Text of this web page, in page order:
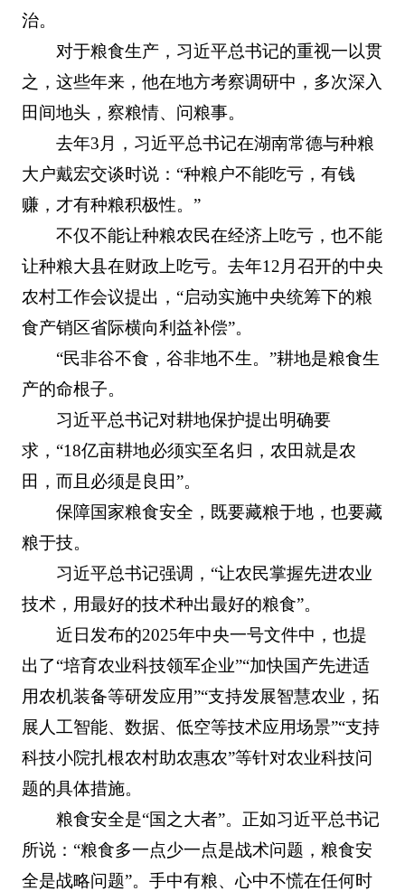
治。
对于粮食生产，习近平总书记的重视一以贯
之，这些年来，他在地方考察调研中，多次深入
田间地头，察粮情、问粮事。
去年3月，习近平总书记在湖南常德与种粮
大户戴宏交谈时说：“种粮户不能吃亏，有钱
赚，才有种粮积极性。”
不仅不能让种粮农民在经济上吃亏，也不能
让种粮大县在财政上吃亏。去年12月召开的中央
农村工作会议提出，“启动实施中央统筹下的粮
食产销区省际横向利益补偿”。
“民非谷不食，谷非地不生。”耕地是粮食生
产的命根子。
习近平总书记对耕地保护提出明确要
求，“18亿亩耕地必须实至名归，农田就是农
田，而且必须是良田”。
保障国家粮食安全，既要藏粮于地，也要藏
粮于技。
习近平总书记强调，“让农民掌握先进农业
技术，用最好的技术种出最好的粮食”。
近日发布的2025年中央一号文件中，也提
出了“培育农业科技领军企业”“加快国产先进适
用农机装备等研发应用”“支持发展智慧农业，拓
展人工智能、数据、低空等技术应用场景”“支持
科技小院扎根农村助农惠农”等针对农业科技问
题的具体措施。
粮食安全是“国之大者”。正如习近平总书记
所说：“粮食多一点少一点是战术问题，粮食安
全是战略问题”。手中有粮、心中不慌在任何时